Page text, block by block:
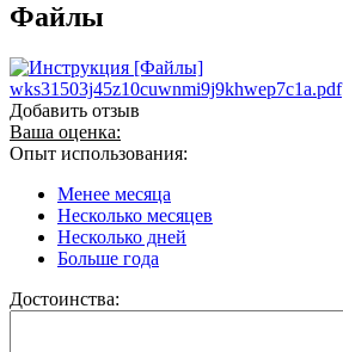
Файлы
wks31503j45z10cuwnmi9j9khwep7c1a.pdf
Добавить отзыв
Ваша оценка:
Опыт использования:
Менее месяца
Несколько месяцев
Несколько дней
Больше года
Достоинства: